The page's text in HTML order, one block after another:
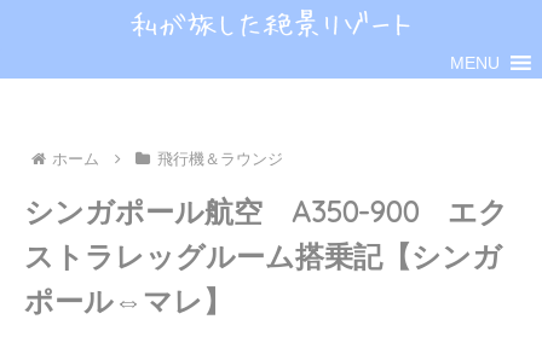
MENU
ホーム 飛行機＆ラウンジ
シンガポール航空 A350-900 エク
ストラレッグルーム搭乗記【シンガ
ポール⇔マレ】